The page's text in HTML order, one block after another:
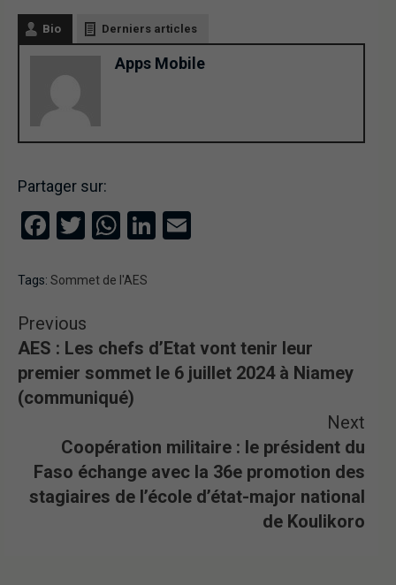
Bio Derniers articles
Apps Mobile
Partager sur:
Facebook
Twitter
WhatsApp
LinkedIn
Tags: Sommet de l'AES
Previous
AES : Les chefs d’Etat vont tenir leur
premier sommet le 6 juillet 2024 à Niamey
(communiqué)
Next
Coopération militaire : le président du
Faso échange avec la 36e promotion des
stagiaires de l’école d’état-major national
de Koulikoro